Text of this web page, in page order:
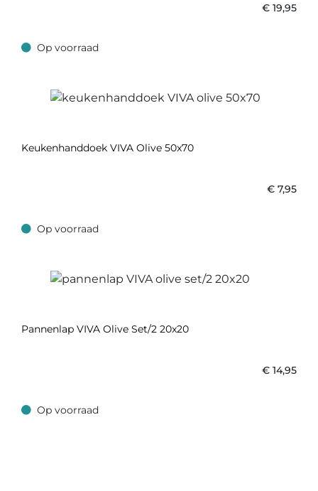
€ 19,95
Op voorraad
Op voorraad
Keukenhanddoek VIVA Olive 50x70
€ 7,95
Op voorraad
Op voorraad
Pannenlap VIVA Olive Set/2 20x20
€ 14,95
Op voorraad
Op voorraad